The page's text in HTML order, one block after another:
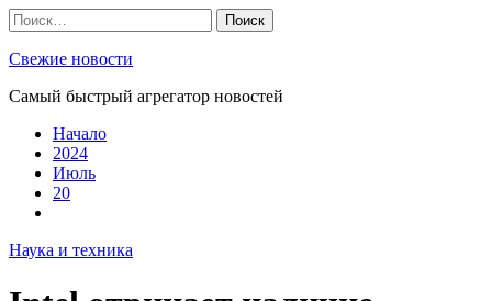
Skip
to
content
Найти:
Свежие новости
Самый быстрый агрегатор новостей
Начало
2024
Июль
20
Наука и техника